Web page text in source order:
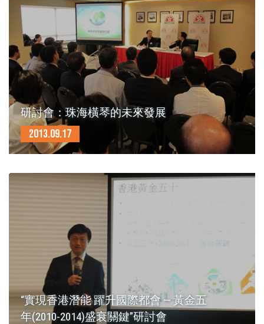
研討會：珠海橫琴的未來發展
2013.09.17
“實現香港潛能 躍升國際都會 — 黃金五
年(2010-2014)盛衰關鍵”研討會